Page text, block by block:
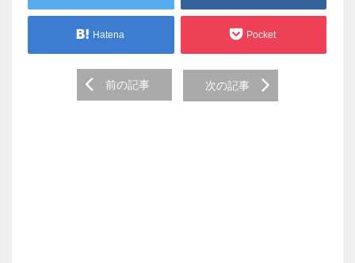
Hatena Pocket
navigation
前の記事 次の記事